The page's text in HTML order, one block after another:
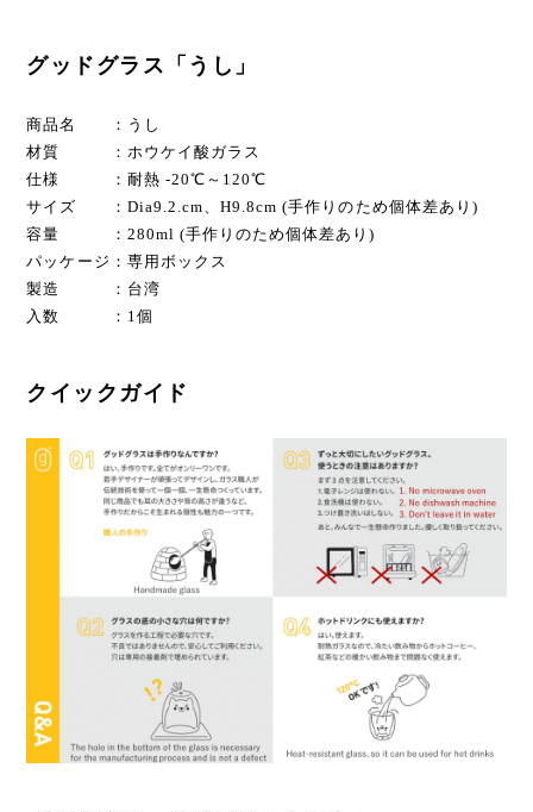
グッドグラス「うし」
商品名 ：うし
材質 ：ホウケイ酸ガラス
仕様 ：耐熱 -20℃～120℃
サイズ ：Dia9.2.cm、H9.8cm (手作りのため個体差あり)
容量 ：280ml (手作りのため個体差あり)
パッケージ：専用ボックス
製造 ：台湾
入数 ：1個
クイックガイド